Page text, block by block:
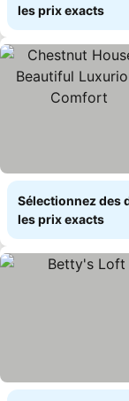
les prix exacts
Sélectionnez des
les prix exacts